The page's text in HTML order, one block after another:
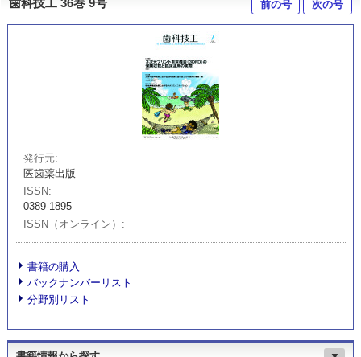
歯科技工 36巻 9号 前の号 次の号
発行元
医歯薬出版
ISSN
0389-1895
ISSN（オンライン）
書籍の購入
バックナンバーリスト
分野別リスト